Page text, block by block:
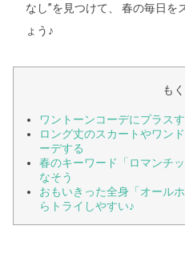
なし”を見つけて、 春の毎日を
ょう♪
も
ワントーンコーデにプラス
ロング丈のスカートやワン
ーデする
春のキーワード「ロマンチ
なそう
おもいきった全身「オール
らトライしやすい♪